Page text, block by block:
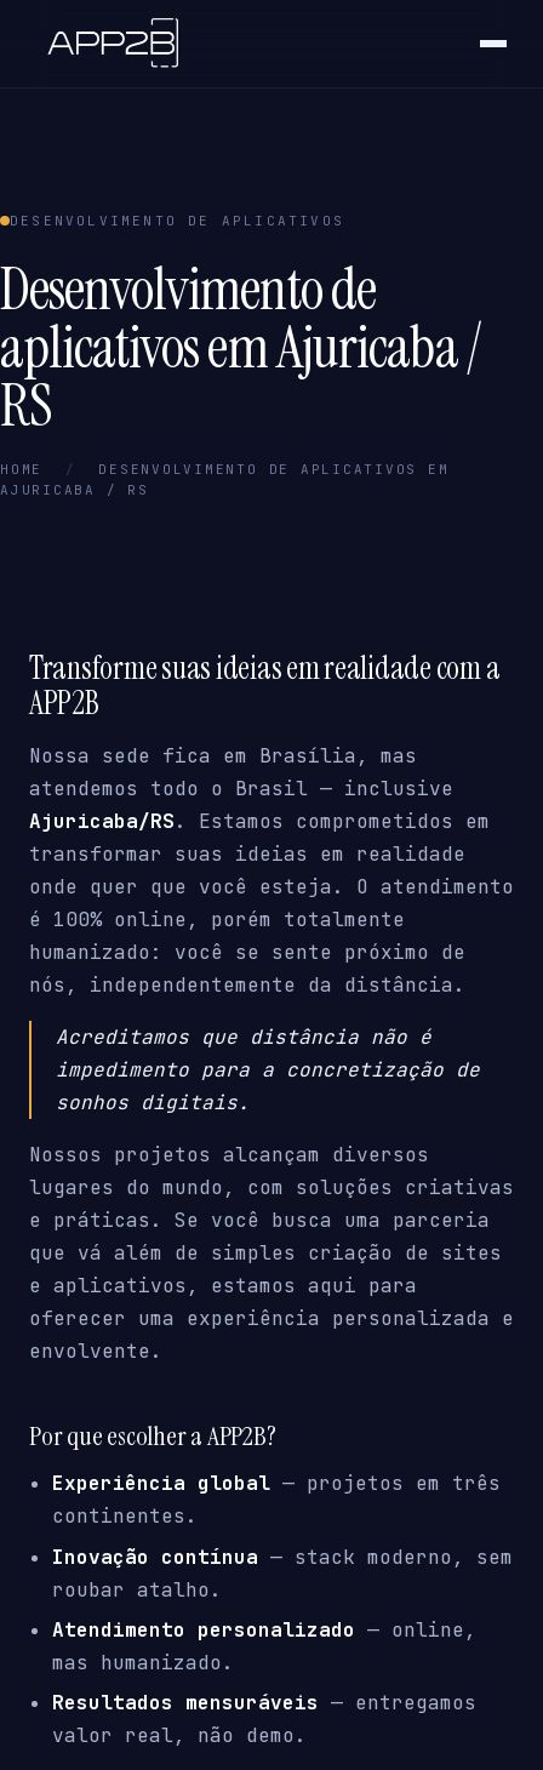
DESENVOLVIMENTO DE APLICATIVOS
Desenvolvimento de
aplicativos em Ajuricaba /
RS
HOME /
DESENVOLVIMENTO DE APLICATIVOS EM
AJURICABA / RS
Transforme suas ideias em realidade com a
APP2B
Nossa sede fica em Brasília, mas
atendemos todo o Brasil — inclusive
Ajuricaba/RS. Estamos comprometidos em
transformar suas ideias em realidade
onde quer que você esteja. O atendimento
é 100% online, porém totalmente
humanizado: você se sente próximo de
nós, independentemente da distância.
Acreditamos que distância não é
impedimento para a concretização de
sonhos digitais.
Nossos projetos alcançam diversos
lugares do mundo, com soluções criativas
e práticas. Se você busca uma parceria
que vá além de simples criação de sites
e aplicativos, estamos aqui para
oferecer uma experiência personalizada e
envolvente.
Por que escolher a APP2B?
Experiência global — projetos em três
continentes.
Inovação contínua — stack moderno, sem
roubar atalho.
Atendimento personalizado — online,
mas humanizado.
Resultados mensuráveis — entregamos
valor real, não demo.